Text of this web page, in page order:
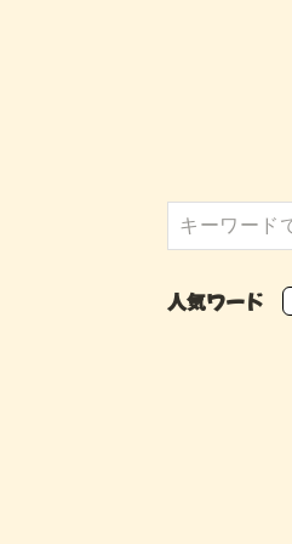
人気ワード